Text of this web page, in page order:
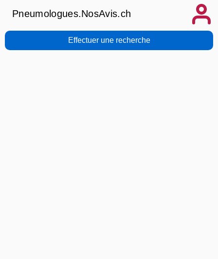
Pneumologues.NosAvis.ch
Effectuer une recherche